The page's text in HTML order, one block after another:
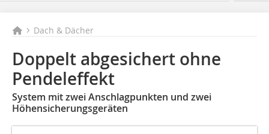
Dach & Dächer
Doppelt abgesichert ohne
Pendeleffekt
System mit zwei Anschlagpunkten und zwei
Höhensicherungsgeräten